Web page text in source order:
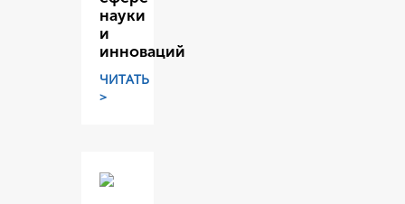
науки
и
инноваций
ЧИТАТЬ
>